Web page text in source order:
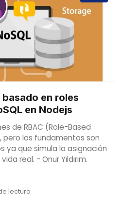
en roles
en Nodejs
de RBAC (Role-Based
pero los fundamentos son
que simula la asignación
real. - Onur Yıldırım.
lectura